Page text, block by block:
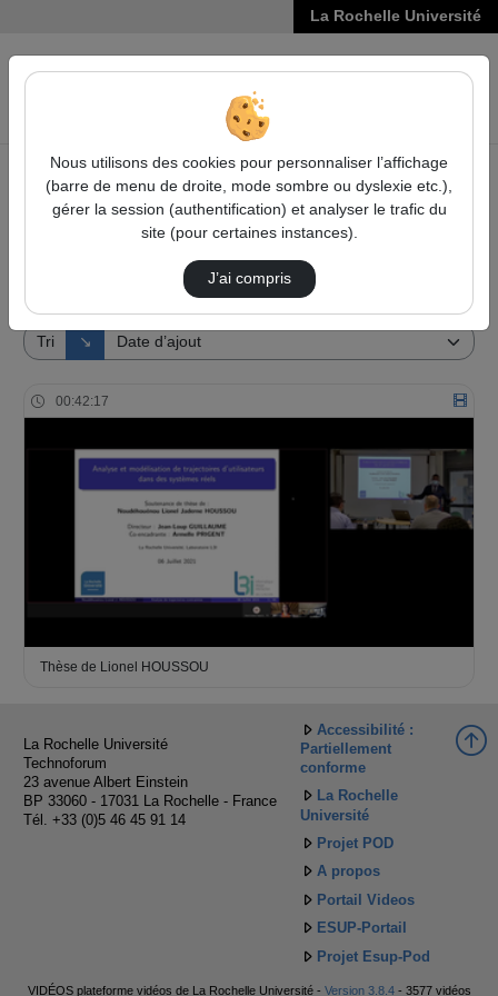
La Rochelle Université
VIDÉOS
Accueil Vidéos
1 vidéo trouvée
Tri ↘
Direction de tri
00:42:17
Thèse de Lionel HOUSSOU
La Rochelle Université
Technoforum
23 avenue Albert Einstein
BP 33060 - 17031 La Rochelle - France
Tél. +33 (0)5 46 45 91 14
Accessibilité :
Partiellement
conforme
La Rochelle
Université
Projet POD
A propos
Portail Videos
ESUP-Portail
Projet Esup-Pod
VIDÉOS plateforme vidéos de La Rochelle Université - Version 3.8.4- 3577 vidéos
Nous utilisons des cookies pour personnaliser l’affichage
(barre de menu de droite, mode sombre ou dyslexie etc.),
gérer la session (authentification) et analyser le trafic du
site (pour certaines instances).
J’ai compris